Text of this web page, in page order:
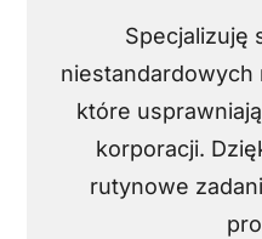
Specjalizuję
niestandardowych
które
korporacji.
rutynowe